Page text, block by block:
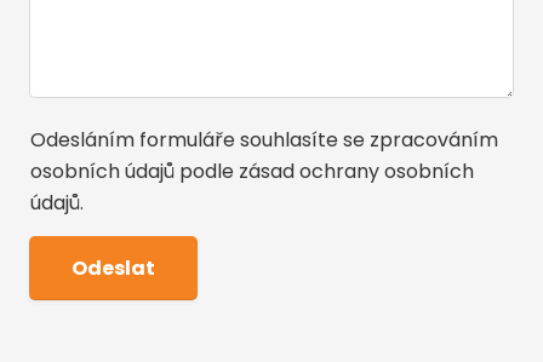
Odesláním formuláře souhlasíte se zpracováním
osobních údajů podle zásad ochrany osobních
údajů.